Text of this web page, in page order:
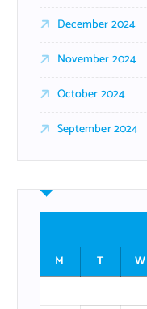
December 2024
November 2024
October 2024
September 2024
M
T W